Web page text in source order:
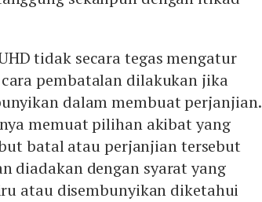
tidak secara tegas mengatur
pembatalan dilakukan jika
dalam membuat perjanjian.
memuat pilihan akibat yang
batal atau perjanjian tersebut
diadakan dengan syarat yang
atau disembunyikan diketahui